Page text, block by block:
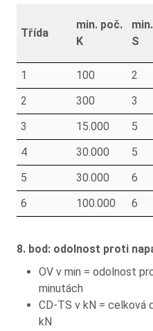
Třída
min. poč.
K
S
1
100 2
2
300 3
3
15.000 5
4
30.000 5
5
30.000 6
6
100.000 6
8. bod: odolnost proti
OV v min = odolnost
minutách
CD-TS v kN = celková
kN